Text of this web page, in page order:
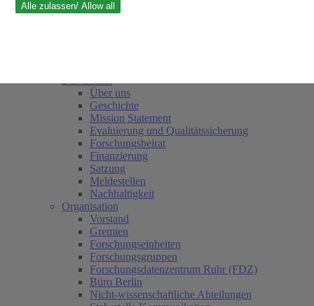
Über uns
Geschichte
Mission Statement
Evaluierung und Qualitätssicherung
Forschungsbeirat
Finanzierung
Satzung
Meldestellen
Nachhaltigkeit
Organisation
Vorstand
Gremien
Forschungseinheiten
Forschungsgruppen
Forschungsdatenzentrum Ruhr (FDZ)
Büro Berlin
Nicht-wissenschaftliche Abteilungen
Alle zulassen/ Allow all